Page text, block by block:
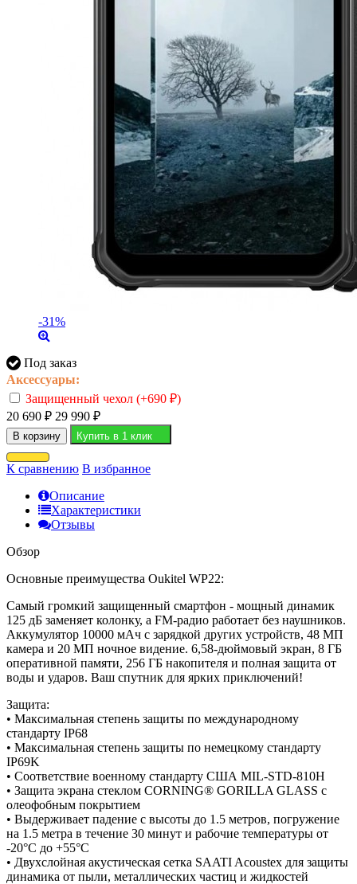
-31%
Под заказ
Аксессуары:
Защищенный чехол (+690 ₽)
20 690 ₽ 29 990 ₽
В корзину Купить в 1 клик
К сравнению В избранное
Описание
Характеристики
Отзывы
Обзор
Основные преимущества Oukitel WP22:
Самый громкий защищенный смартфон - мощный динамик
125 дБ заменяет колонку, а FM-радио работает без наушников.
Аккумулятор 10000 мАч с зарядкой других устройств, 48 МП
камера и 20 МП ночное видение. 6,58-дюймовый экран, 8 ГБ
оперативной памяти, 256 ГБ накопителя и полная защита от
воды и ударов. Ваш спутник для ярких приключений!
Защита:
• Максимальная степень защиты по международному
стандарту IP68
• Максимальная степень защиты по немецкому стандарту
IP69K
• Соответствие военному стандарту США MIL-STD-810H
• Защита экрана стеклом CORNING® GORILLA GLASS с
олеофобным покрытием
• Выдерживает падение с высоты до 1.5 метров, погружение
на 1.5 метра в течение 30 минут и рабочие температуры от
-20°C до +55°C
• Двухслойная акустическая сетка SAATI Acoustex для защиты
динамика от пыли, металлических частиц и жидкостей